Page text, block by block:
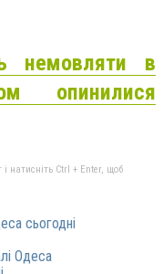
немовляти в
опинилися
натисніть Ctrl + Enter, щоб
сьогодні
Одеса